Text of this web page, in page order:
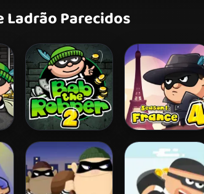
Ladrão Parecidos
Bob The Robber 2 Bob the Robber 4